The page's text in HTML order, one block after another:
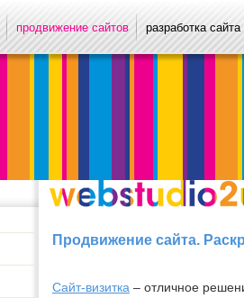
продвижение сайтов разработка сайта
Продвижение сайта.
Сайт-визитка – отличное